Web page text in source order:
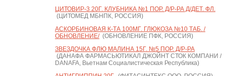
ЦИТОВИР-3 20Г. КЛУБНИКА №1 ПОР. Д/Р-РА Д/ДЕТ. ФЛ.
(ЦИТОМЕД МБНПК, РОССИЯ)
АСКОРБИНОВАЯ К-ТА 100МГ. ГЛЮКОЗА №10 ТАБ. /
ОБНОВЛЕНИЕ/(ОБНОВЛЕНИЕ ПФК, РОССИЯ)
ЗВЕЗДОЧКА ФЛЮ МАЛИНА 15Г. №5 ПОР. Д/Р-РА
(ДАНАФА ФАРМАСЬЮТИКАЛ ДЖОЙНТ СТОК КОМПАНИ /
DANAFA, Вьетнам Социалистическая Республика)